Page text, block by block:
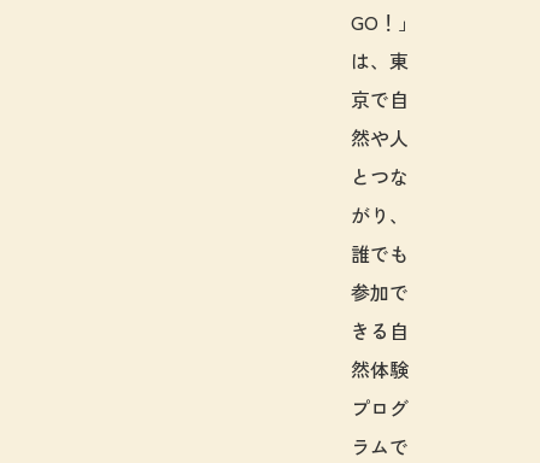
GO！」
は、東
京で自
然や人
とつな
がり、
誰でも
参加で
きる自
然体験
プログ
ラムで